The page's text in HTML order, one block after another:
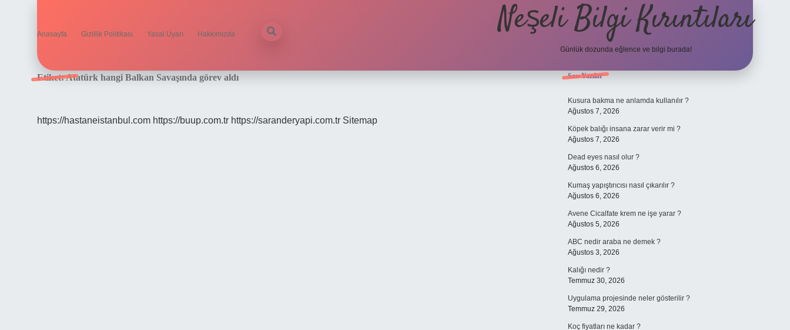
Anasayfa Gizlilik Politikası Yasal Uyarı Hakkımızda Neşeli Bilgi Kırıntıları
Günlük dozunda eğlence ve bilgi burada!
Etiket:Atatürk hangi Balkan Savaşında görev aldı
https://hastaneistanbul.com https://buup.com.tr https://saranderyapi.com.tr Sitemap
Sidebar
Son Yazılar
Kusura bakma ne anlamda kullanılır ?
Ağustos 7, 2026
Köpek balığı insana zarar verir mi ?
Ağustos 7, 2026
Dead eyes nasıl olur ?
Ağustos 6, 2026
Kumaş yapıştırıcısı nasıl çıkarılır ?
Ağustos 6, 2026
Avene Cicalfate krem ne işe yarar ?
Ağustos 5, 2026
ABC nedir araba ne demek ?
Ağustos 3, 2026
Kalığı nedir ?
Temmuz 30, 2026
Uygulama projesinde neler gösterilir ?
Temmuz 29, 2026
Koç fiyatları ne kadar ?